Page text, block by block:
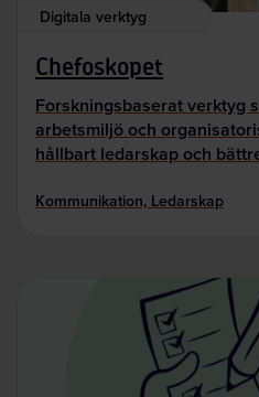
Digitala verktyg
Chefoskopet
Forskningsbaserat verktyg
arbetsmiljö och
hållbart ledarskap och
Kommunikation, Ledarskap